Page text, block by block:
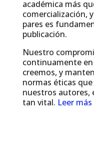
académica más
comercialización,
pares es
publicación.
Nuestro
continuamente
creemos, y
normas éticas
nuestros autores,
tan vital. Leer más